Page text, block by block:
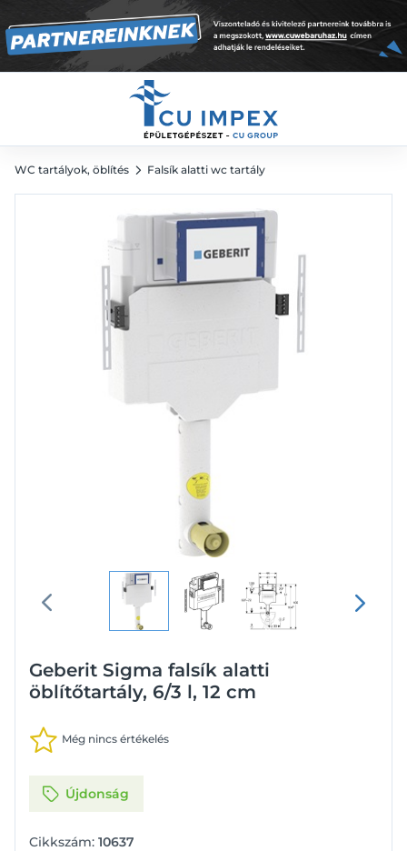
WC tartályok, öblítés Falsík alatti wc tartály
Geberit Sigma falsík alatti
öblítőtartály, 6/3 l, 12 cm
Még nincs értékelés
Újdonság
Cikkszám: 10637
84 393 Ft